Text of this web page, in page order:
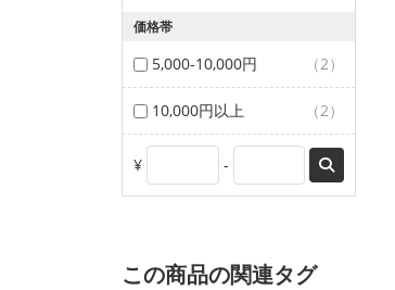
価格帯
5,000-10,000円 （2）
10,000円以上 （2）
¥ -
この商品の関連タグ